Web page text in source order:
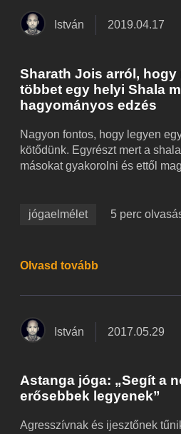
István 2019.04.17
Sharath Jois arról,
többet egy helyi Shala
hagyományos edzés
Nagyon fontos, hogy legyen
kötődünk. Egyrészt mert a
másokat gyakorolni és ettől
jógaelmélet 5 perc
Olvasd tovább
István 2017.05.29
Astanga jóga: „Segít a
erősebbek legyenek”
Agresszívnak és ijesztőnek